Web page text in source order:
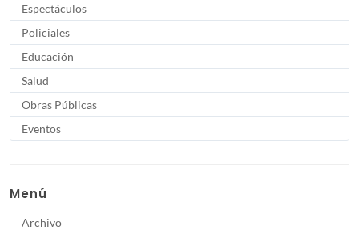
Espectáculos
Policiales
Educación
Salud
Obras Públicas
Eventos
Menú
Archivo